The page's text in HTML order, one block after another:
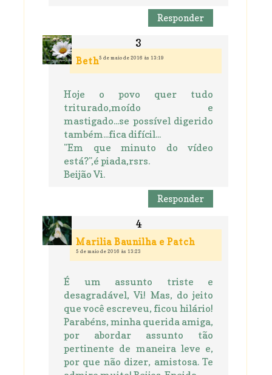
Responder
Beth5 de maio de 2016 às 13:19
Hoje o povo quer tudo
triturado,moído e
mastigado...se possível digerido
também...fica difícil...
"Em que minuto do vídeo
está?",é piada,rsrs.
Beijão Vi.
Responder
Marilia Baunilha e Patch
5 de maio de 2016 às 13:23
É um assunto triste e
desagradável, Vi! Mas, do jeito
que você escreveu, ficou hilário!
Parabéns, minha querida amiga,
por abordar assunto tão
pertinente de maneira leve e,
por que não dizer, amistosa. Te